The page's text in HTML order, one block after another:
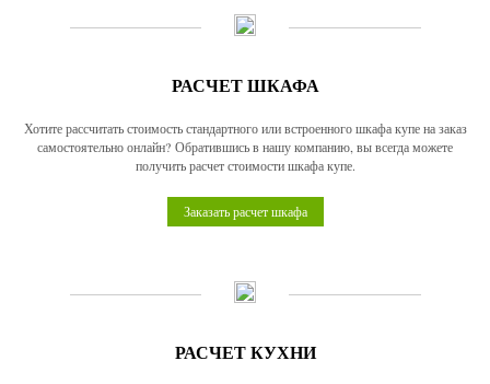
РАСЧЕТ ШКАФА
Хотите рассчитать стоимость стандартного или встроенного шкафа купе на заказ
самостоятельно онлайн? Обратившись в нашу компанию, вы всегда можете
получить расчет стоимости шкафа купе.
Заказать расчет шкафа
РАСЧЕТ КУХНИ